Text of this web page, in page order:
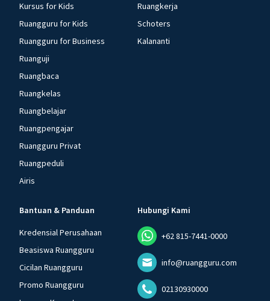
Kursus for Kids
Ruangguru for Kids
Ruangguru for Business
Ruanguji
Ruangbaca
Ruangkelas
Ruangbelajar
Ruangpengajar
Ruangguru Privat
Ruangpeduli
Airis
Ruangkerja
Schoters
Kalananti
Bantuan & Panduan
Kredensial Perusahaan
Beasiswa Ruangguru
Cicilan Ruangguru
Promo Ruangguru
Hubungi Kami
+62 815-7441-0000
info@ruangguru.com
02130930000